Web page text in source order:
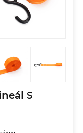
S